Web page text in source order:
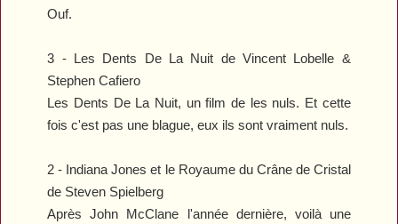
Ouf.
3 - Les Dents De La Nuit de Vincent Lobelle &
Stephen Cafiero
Les Dents De La Nuit, un film de les nuls. Et cette
fois c'est pas une blague, eux ils sont vraiment nuls.
2 - Indiana Jones et le Royaume du Crâne de Cristal
de Steven Spielberg
Après John McClane l'année dernière, voilà une